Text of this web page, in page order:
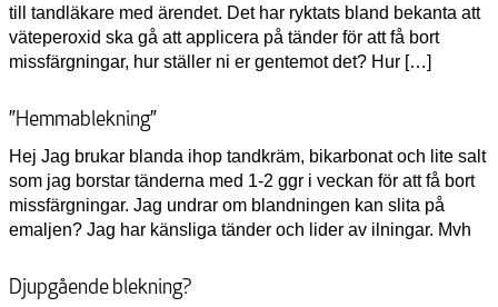
till tandläkare med ärendet. Det har ryktats bland bekanta att
väteperoxid ska gå att applicera på tänder för att få bort
missfärgningar, hur ställer ni er gentemot det? Hur […]
”Hemmablekning”
Hej Jag brukar blanda ihop tandkräm, bikarbonat och lite salt
som jag borstar tänderna med 1-2 ggr i veckan för att få bort
missfärgningar. Jag undrar om blandningen kan slita på
emaljen? Jag har känsliga tänder och lider av ilningar. Mvh
Djupgående blekning?